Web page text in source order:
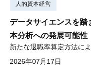
人的資本経営
データサイエンスを踏
本分析への発展可能性
新たな退職率算定方法に
2026年07月17日